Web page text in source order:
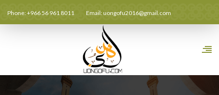
Phone: +966 56 961 8011 Email:uongofu2016@gmail.com